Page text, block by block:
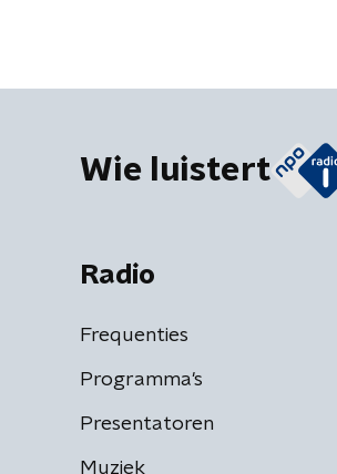
Wie luistert
Radio
Frequenties
Programma's
Presentatoren
Muziek